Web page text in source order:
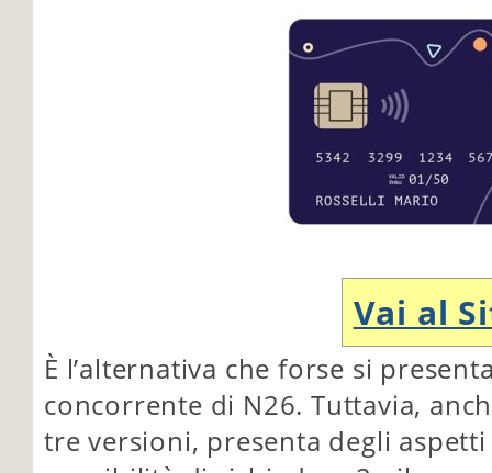
Vai al
È l’alternativa che forse si
concorrente di N26. Tuttavia,
tre versioni, presenta degli